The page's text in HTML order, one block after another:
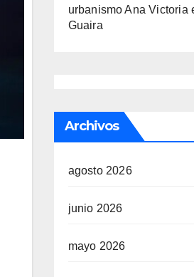
urbanismo Ana Victoria
Guaira
Archivos
agosto 2026
junio 2026
mayo 2026